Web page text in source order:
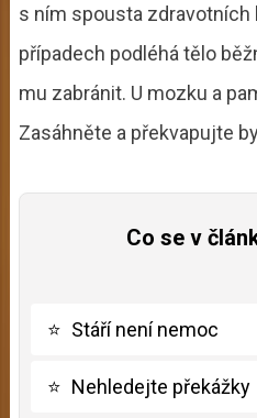
s ním spousta zdravotních
případech podléhá tělo
mu zabránit. U mozku a
Zasáhněte a překvapujte
Co se v
⭐ Stáří není nemoc
⭐ Nehledejte překážky